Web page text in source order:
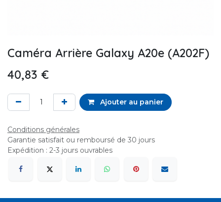
Caméra Arrière Galaxy A20e (A202F)
40,83 €
Ajouter au panier
Conditions générales
Garantie satisfait ou remboursé de 30 jours
Expédition : 2-3 jours ouvrables